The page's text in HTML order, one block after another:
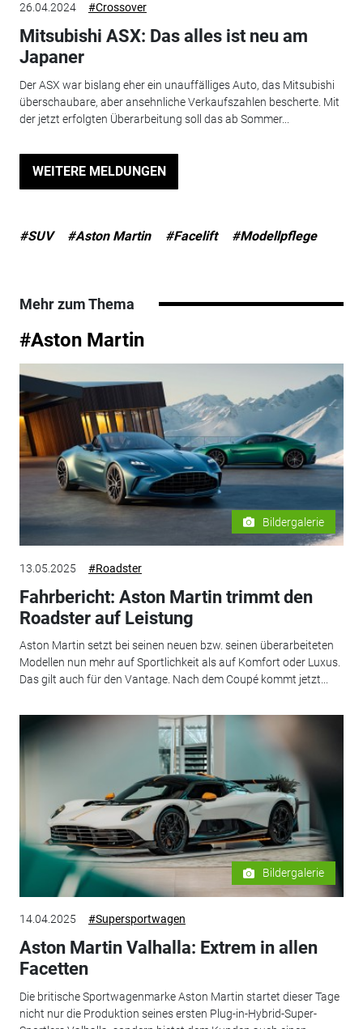
26.04.2024 #Crossover
Mitsubishi ASX: Das alles ist neu am
Japaner
Der ASX war bislang eher ein unauffälliges Auto, das Mitsubishi
überschaubare, aber ansehnliche Verkaufszahlen bescherte. Mit
der jetzt erfolgten Überarbeitung soll das ab Sommer...
WEITERE MELDUNGEN
#SUV #Aston Martin #Facelift #Modellpflege
Mehr zum Thema
#Aston Martin
Bildergalerie
13.05.2025 #Roadster
Fahrbericht: Aston Martin trimmt den
Roadster auf Leistung
Aston Martin setzt bei seinen neuen bzw. seinen überarbeiteten
Modellen nun mehr auf Sportlichkeit als auf Komfort oder Luxus.
Das gilt auch für den Vantage. Nach dem Coupé kommt jetzt...
Bildergalerie
14.04.2025 #Supersportwagen
Aston Martin Valhalla: Extrem in allen
Facetten
Die britische Sportwagenmarke Aston Martin startet dieser Tage
nicht nur die Produktion seines ersten Plug-in-Hybrid-Super-